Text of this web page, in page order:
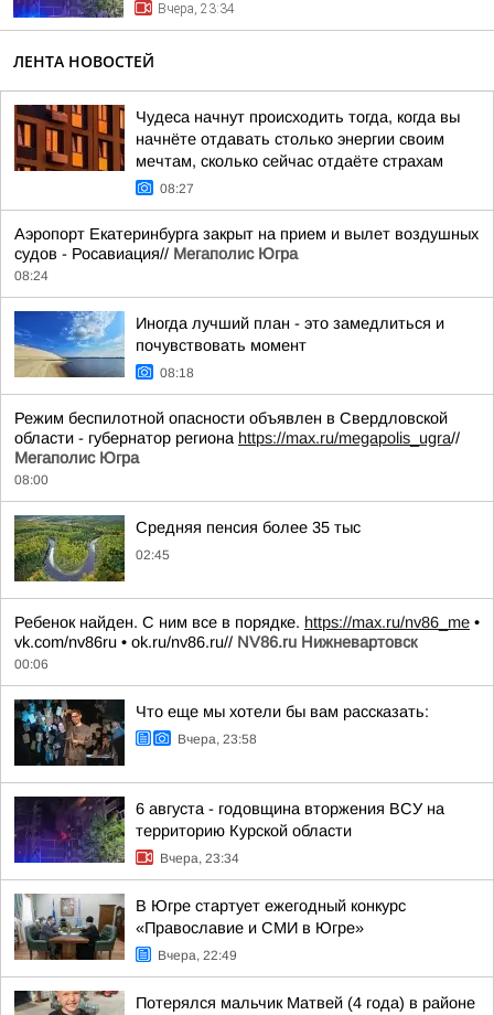
Вчера, 23:34
ЛЕНТА НОВОСТЕЙ
Чудеса начнут происходить тогда, когда вы
начнёте отдавать столько энергии своим
мечтам, сколько сейчас отдаёте страхам
08:27
Аэропорт Екатеринбурга закрыт на прием и вылет воздушных
судов - Росавиация// Мегаполис Югра
08:24
Иногда лучший план - это замедлиться и
почувствовать момент
08:18
Режим беспилотной опасности объявлен в Свердловской
области - губернатор региона https://max.ru/megapolis_ugra//
Мегаполис Югра
08:00
Средняя пенсия более 35 тыс
02:45
Ребенок найден. С ним все в порядке. https://max.ru/nv86_me •
vk.com/nv86ru • ok.ru/nv86.ru// NV86.ru Нижневартовск
00:06
Что еще мы хотели бы вам рассказать:
Вчера, 23:58
6 августа - годовщина вторжения ВСУ на
территорию Курской области
Вчера, 23:34
В Югре стартует ежегодный конкурс
«Православие и СМИ в Югре»
Вчера, 22:49
Потерялся мальчик Матвей (4 года) в районе